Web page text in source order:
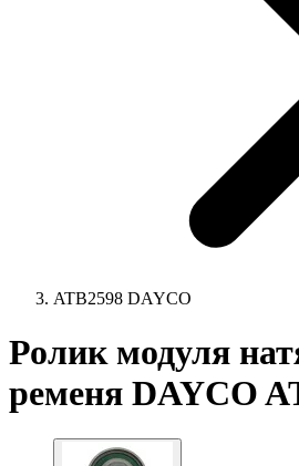
ATB2598 DAYCO
Ролик модуля
ременя DAYCO